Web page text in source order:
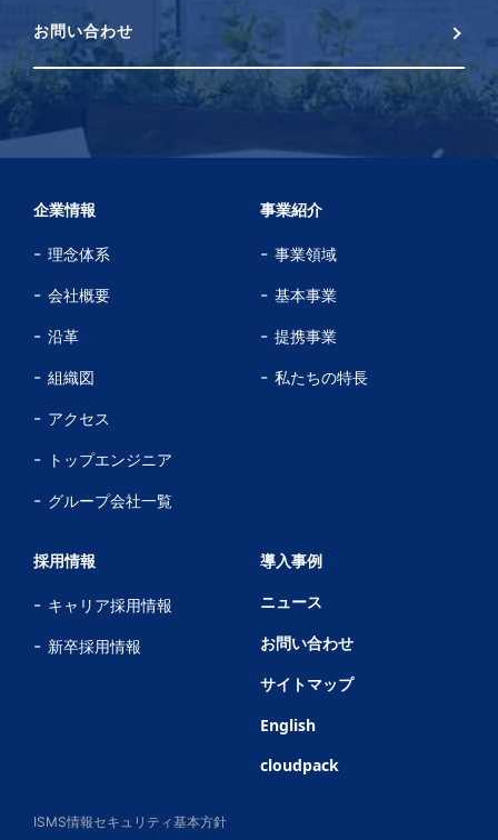
お問い合わせ
企業情報
理念体系
会社概要
沿革
組織図
アクセス
トップエンジニア
グループ会社一覧
事業紹介
事業領域
基本事業
提携事業
私たちの特長
採用情報
キャリア採用情報
新卒採用情報
導入事例
ニュース
お問い合わせ
サイトマップ
English
cloudpack
ISMS情報セキュリティ基本方針